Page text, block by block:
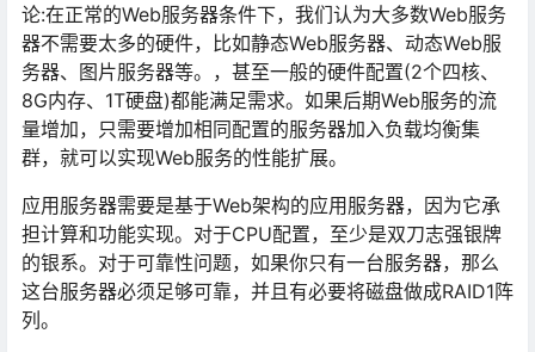
论:在正常的Web服务器条件下，我们认为大多数Web服务
器不需要太多的硬件，比如静态Web服务器、动态Web服
务器、图片服务器等。，甚至一般的硬件配置(2个四核、
8G内存、1T硬盘)都能满足需求。如果后期Web服务的流
量增加，只需要增加相同配置的服务器加入负载均衡集
群，就可以实现Web服务的性能扩展。
应用服务器需要是基于Web架构的应用服务器，因为它承
担计算和功能实现。对于CPU配置，至少是双刀志强银牌
的银系。对于可靠性问题，如果你只有一台服务器，那么
这台服务器必须足够可靠，并且有必要将磁盘做成RAID1阵
列。